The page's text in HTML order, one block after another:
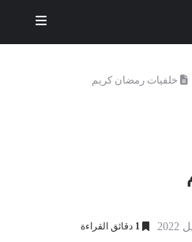
خلفيات رمضان كريم
1 دقائق القراءة